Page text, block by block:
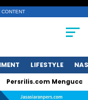
CONTENT
LIFESTYLE
Mengucapkan